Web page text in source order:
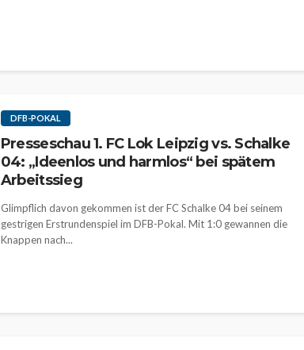
DFB-POKAL
Presseschau 1. FC Lok Leipzig vs. Schalke
04: „Ideenlos und harmlos“ bei spätem
Arbeitssieg
Glimpflich davon gekommen ist der FC Schalke 04 bei seinem
gestrigen Erstrundenspiel im DFB-Pokal. Mit 1:0 gewannen die
Knappen nach...